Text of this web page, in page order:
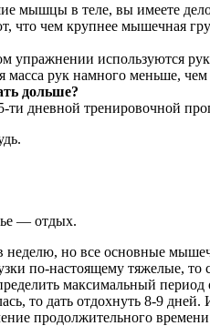
мышцы в теле, вы имеете
что чем крупнее мышечная
упражнении используются
рук намного меньше,
дольше?
ти дневной тренировочной
— отдых.
но все основные
по-настоящему тяжелые, то
максимальный
то дать отдохнуть 8-9
продолжительного